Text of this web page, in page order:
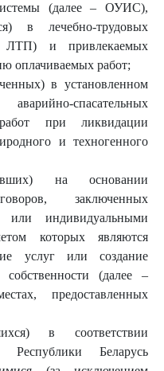
(далее – ОУИС),
в лечебно-трудовых
ЛТП) и привлекаемых
оплачиваемых работ;
в установленном
спасательных
при ликвидации
и техногенного
на основании
заключенных
индивидуальными
которых являются
услуг или создание
собственности (далее –
предоставленных
в соответствии
Республики Беларусь